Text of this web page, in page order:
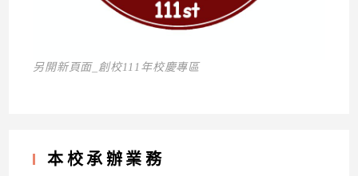
另開新頁面_創校111年校慶專區
本校承辦業務